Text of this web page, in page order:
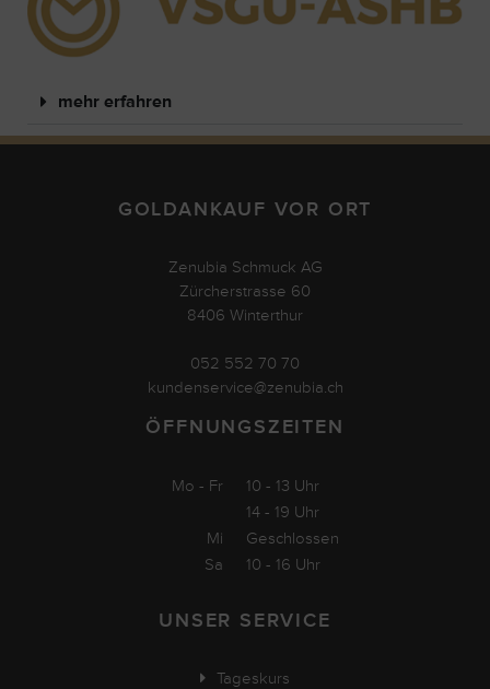
mehr erfahren
GOLDANKAUF VOR ORT
Zenubia Schmuck AG
Zürcherstrasse 60
8406 Winterthur
052 552 70 70
kundenservice@zenubia.ch
ÖFFNUNGSZEITEN
Mo - Fr
10 - 13 Uhr
14 - 19 Uhr
Mi
Geschlossen
Sa
10 - 16 Uhr
UNSER SERVICE
Tageskurs